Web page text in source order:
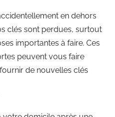
en dehors
clés sont perdues, surtout
importantes à faire. Ces
peuvent vous faire
de nouvelles clés